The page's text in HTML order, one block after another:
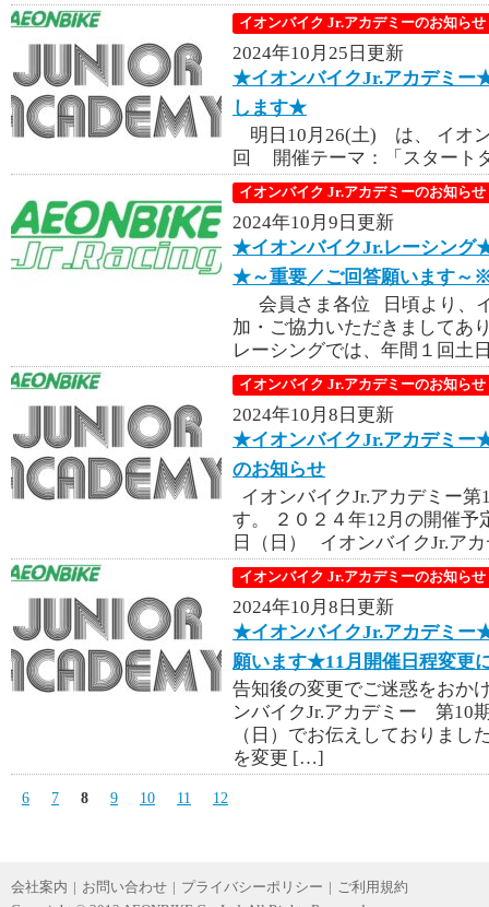
イオンバイク Jr.アカデミーのお知らせ
2024年10月25日更新
★イオンバイクJr.アカデミ
します★
明日10月26(土) は、 イオ
回 開催テーマ：「スター
イオンバイク Jr.アカデミーのお知らせ
2024年10月9日更新
★イオンバイクJr.レーシング
★～重要／ご回答願います～
会員さま各位 日頃より、
加・ご協力いただきましてあ
レーシングでは、年間１回土
イオンバイク Jr.アカデミーのお知らせ
2024年10月8日更新
★イオンバイクJr.アカデミー
のお知らせ
イオンバイクJr.アカデミー
す。 ２０２４年12月の開催
日（日） イオンバイクJr.ア
イオンバイク Jr.アカデミーのお知らせ
2024年10月8日更新
★イオンバイクJr.アカデミー
願います★11月開催日程変更
告知後の変更でご迷惑をおか
ンバイクJr.アカデミー 第10
（日）でお伝えしておりま
を変更 […]
6 7 8 9 10 11 12
会社案内 | お問い合わせ | プライバシーポリシー | ご利用規約